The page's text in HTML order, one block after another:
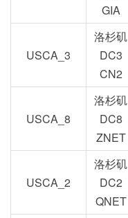
GIA
USCA_3
洛杉矶
DC3
CN2
USCA_8
洛杉矶
DC8
ZNET
USCA_2
洛杉矶
DC2
QNET